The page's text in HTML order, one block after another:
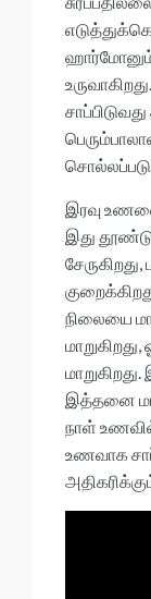
ஹார்மோனும்
இரவு
இது
நிலையை
இத்தனை
நாள்
உணவாக